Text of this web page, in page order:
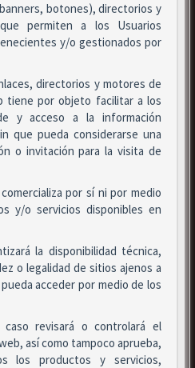
botones), directorios y
permiten a los Usuarios
y/o gestionados por
directorios y motores de
tiene por objeto facilitar a los
y acceso a la información
que pueda considerarse una
o invitación para la visita de
por sí ni por medio
y/o servicios disponibles en
la disponibilidad técnica,
o legalidad de sitios ajenos a
acceder por medio de los
revisará o controlará el
así como tampoco aprueba,
los productos y servicios,